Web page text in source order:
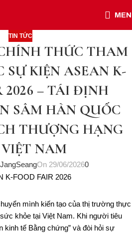
TIN TỨC
THỨC THAM
SỰ KIỆN ASEAN K-
2026 – TÁI ĐỊNH
SÂM HÀN QUỐC
THƯỢNG HẠNG
NAM
JangSeangOn 29/06/20260
mình kiến tạo của thị trường thực
khỏe tại Việt Nam. Khi người tiêu
kinh tế Bằng chứng” và đòi hỏi sự